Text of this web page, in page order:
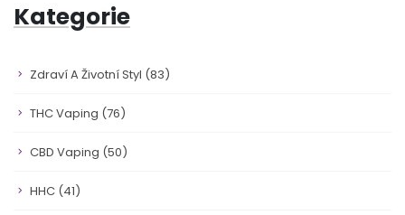
Kategorie
Zdraví A Životní Styl (83)
THC Vaping (76)
CBD Vaping (50)
HHC (41)